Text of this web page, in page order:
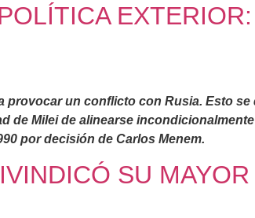
provocar un conflicto con Rusia. Esto
de Milei de alinearse
por decisión de Carlos Menem.
SU